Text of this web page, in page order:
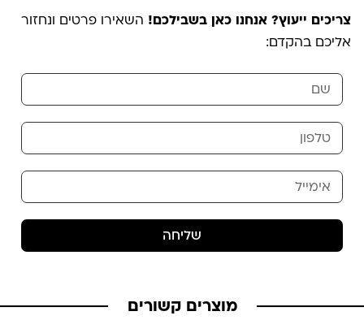
צריכים ייעוץ? אנחנו כאן בשבילכם! השאירו פרטים ונחזור
אליכם בהקדם:
שליחה
מוצרים קשורים